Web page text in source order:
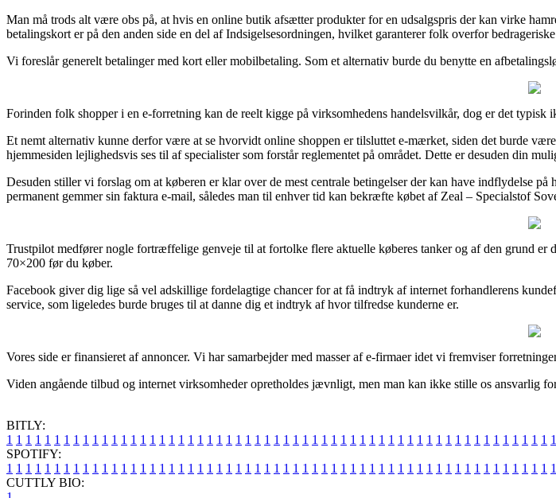
Man må trods alt være obs på, at hvis en online butik afsætter produkter for en udsalgspris der kan virke
betalingskort er på den anden side en del af Indsigelsesordningen, hvilket garanterer folk overfor
Vi foreslår generelt betalinger med kort eller mobilbetaling. Som et alternativ burde du benytte en
Forinden folk shopper i en e-forretning kan de reelt kigge på virksomhedens handelsvilkår, dog er det typisk
Et nemt alternativ kunne derfor være at se hvorvidt online shoppen er tilsluttet e-mærket, siden det burde
hjemmesiden lejlighedsvis ses til af specialister som forstår reglementet på området. Dette er desuden din
Desuden stiller vi forslag om at køberen er klar over de mest centrale betingelser der kan have indflydelse
permanent gemmer sin faktura e-mail, således man til enhver tid kan bekræfte købet af Zeal – Specialstof
Trustpilot medfører nogle fortræffelige genveje til at fortolke flere aktuelle køberes tanker og af den grund
70×200 før du køber.
Facebook giver dig lige så vel adskillige fordelagtige chancer for at få indtryk af internet forhandlerens
service, som ligeledes burde bruges til at danne dig et indtryk af hvor tilfredse kunderne er.
Vores side er finansieret af annoncer. Vi har samarbejder med masser af e-firmaer idet vi fremviser
Viden angående tilbud og internet virksomheder opretholdes jævnligt, men man kan ikke stille os ansvarlig
BITLY:
1 1 1 1 1 1 1 1 1 1 1 1 1 1 1 1 1 1 1 1 1 1 1 1 1 1 1 1 1 1 1 1 1 1 1 1 1 1 1 1 1 1 1 1 1 1 1 1 1 1 1 1 1 1 1 1 1 1
SPOTIFY:
1 1 1 1 1 1 1 1 1 1 1 1 1 1 1 1 1 1 1 1 1 1 1 1 1 1 1 1 1 1 1 1 1 1 1 1 1 1 1 1 1 1 1 1 1 1 1 1 1 1 1 1 1 1 1 1 1 1
CUTTLY BIO: